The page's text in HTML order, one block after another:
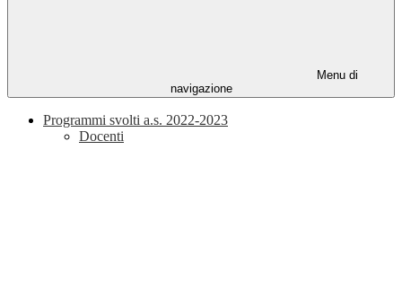
Menu di
navigazione
Programmi svolti a.s. 2022-2023
Docenti